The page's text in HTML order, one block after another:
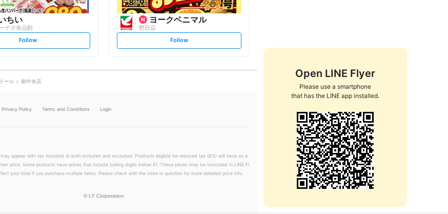
ちい
デポ食品館
s
t
o
w
Follow
ヨークベニマル
野田店
s
t
Follow
Open LINE Flyer
Please use a smartphone
that has the LINE app installed.
ール 南中央店
Privacy Policy Terms and Conditions Login
may appear with tax included or both included and excluded. Products eligible for reduced tax (8%) will have an a
price. Some products have prices that include trailing digits below ¥1. These prices may be truncated in LINE Fl
your total if you purchase multiple items. Please check with the store in question for more detailed price info.
© LY Corporation